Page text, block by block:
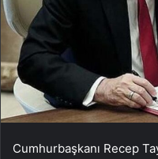
Cumhurbaşkanı Recep